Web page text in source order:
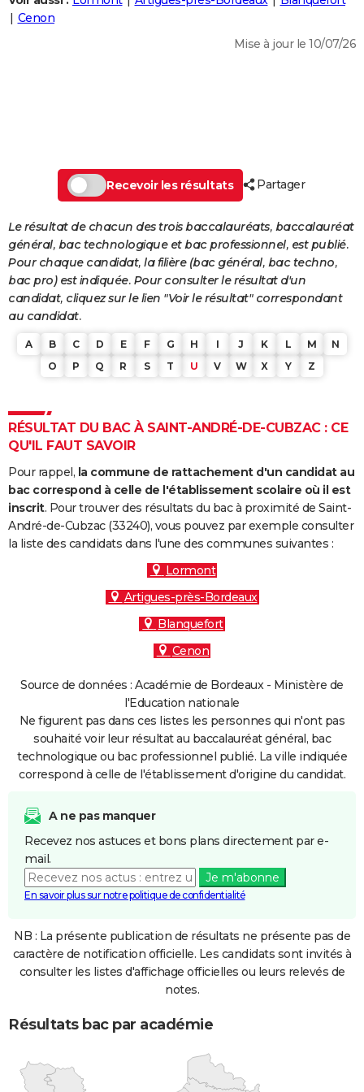
Destinations
City break
Voyage nature
Voyage de noces
Forum
Climat
+PHOTO
Dictionnaire
PROGRAMME TV
S'inscrire
Se connecter
Lycées
Collèges
Primaires
Universités
Entreprises
Service militaire
Avis de recherche
AVIS DE DÉCÈS
FORUM
Bricolage
Lifestyle
Culture
Sport
Auto
Television
Voyage
Cinema
Cenon
Mise à jour le 10/07/26
Recevoir les résultats Partager
Le résultat de chacun des trois baccalauréats, baccalauréat
général, bac technologique et bac professionnel, est publié.
Pour chaque candidat, la filière (bac général, bac techno,
bac pro) est indiquée. Pour consulter le résultat d'un
candidat, cliquez sur le lien "Voir le résultat" correspondant
au candidat.
A B C D E F G H I J K L M
N
O
P Q R S T U V W X Y Z
RÉSULTAT DU BAC À SAINT-ANDRÉ-DE-CUBZAC : CE
QU'IL FAUT SAVOIR
Pour rappel, la commune de rattachement d'un candidat au
bac correspond à celle de l'établissement scolaire où il est
inscrit. Pour trouver des résultats du bac à proximité de Saint-
André-de-Cubzac (33240), vous pouvez par exemple consulter
la liste des candidats dans l'une des communes suivantes :
Lormont
Artigues-près-Bordeaux
Blanquefort
Cenon
Source de données : Académie de Bordeaux - Ministère de
l'Education nationale
Ne figurent pas dans ces listes les personnes qui n'ont pas
souhaité voir leur résultat au baccalauréat général, bac
technologique ou bac professionnel publié. La ville indiquée
correspond à celle de l'établissement d'origine du candidat.
A ne pas manquer
Recevez nos astuces et bons plans directement par e-
mail.
Je m'abonne
En savoir plus sur notre politique de confidentialité
NB : La présente publication de résultats ne présente pas de
caractère de notification officielle. Les candidats sont invités à
consulter les listes d'affichage officielles ou leurs relevés de
notes.
Résultats bac par académie